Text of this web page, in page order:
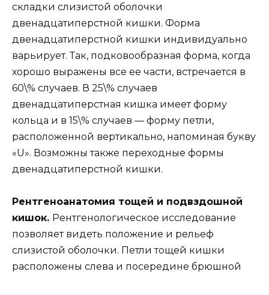
складки слизистой оболочки
двенадцатиперстной кишки. Форма
двенадцатиперстной кишки индивидуально
варьирует. Так, подковообразная форма, когда
хорошо выражены все ее части, встречается в
60\% случаев. В 25\% случаев
двенадцатиперстная кишка имеет форму
кольца и в 15\% случаев — форму петли,
расположенной вертикально, напоминая букву
«U». Возможны также переходные формы
двенадцатиперстной кишки.
Рентгеноанатомия тощей и подвздошной
кишок. Рентгенологическое исследование
позволяет видеть положение и рельеф
слизистой оболочки. Петли тощей кишки
расположены слева и посередине брюшной